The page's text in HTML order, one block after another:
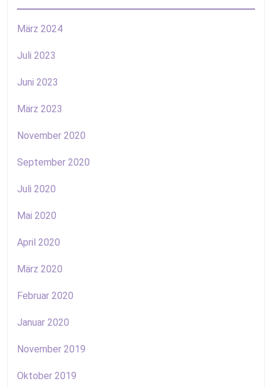
März 2024
Juli 2023
Juni 2023
März 2023
November 2020
September 2020
Juli 2020
Mai 2020
April 2020
März 2020
Februar 2020
Januar 2020
November 2019
Oktober 2019